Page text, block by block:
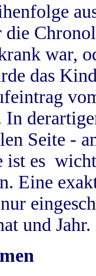
die
war,
das
Seite -
ist es
Eine
und Jahr.